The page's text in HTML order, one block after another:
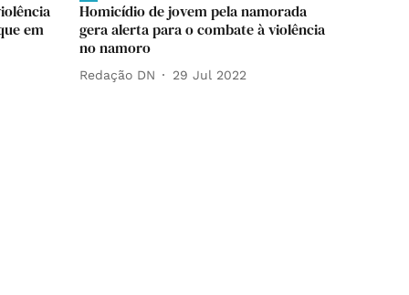
em
Homicídio de jovem pela namorada
gera alerta para o combate à violência
no namoro
Redação DN 29 Jul 2022